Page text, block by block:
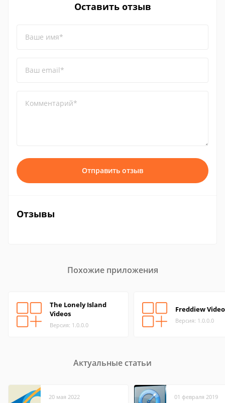
Оставить отзыв
Ваше имя*
Ваш email*
Комментарий*
Отправить отзыв
Отзывы
Похожие приложения
The Lonely Island
Videos
Версия: 1.0.0.0
Freddiew
Версия: 1.0.0.0
Актуальные статьи
20 мая 2022 01 февраля 2019